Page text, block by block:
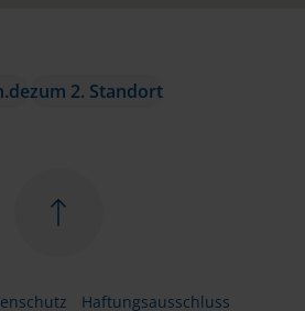
zum 2. Standort
Haftungsausschluss